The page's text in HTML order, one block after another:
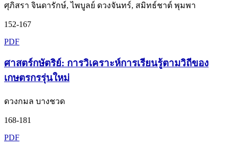
ศุภิสรา จินดารักษ์, ไพบูลย์ ดวงจันทร์, สมิทธ์ชาต์ พุมพา
152-167
PDF
ศาสตร์กษัตริย์: การวิเคราะห์การเรียนรู้ตามวิถีของ
เกษตรกรรุ่นใหม่
ดวงกมล บางชวด
168-181
PDF